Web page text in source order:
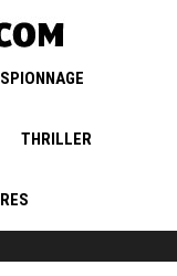
THRILLER